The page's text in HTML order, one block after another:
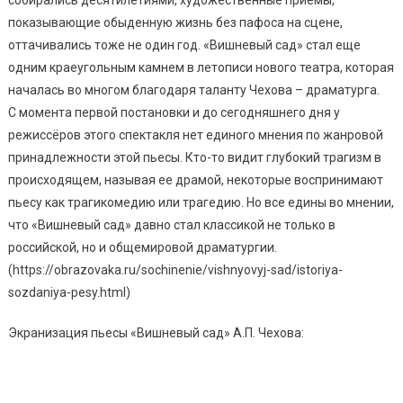
показывающие обыденную жизнь без пафоса на сцене,
оттачивались тоже не один год. «Вишневый сад» стал еще
одним краеугольным камнем в летописи нового театра, которая
началась во многом благодаря таланту Чехова – драматурга.
С момента первой постановки и до сегодняшнего дня у
режиссёров этого спектакля нет единого мнения по жанровой
принадлежности этой пьесы. Кто-то видит глубокий трагизм в
происходящем, называя ее драмой, некоторые воспринимают
пьесу как трагикомедию или трагедию. Но все едины во мнении,
что «Вишневый сад» давно стал классикой не только в
российской, но и общемировой драматургии.
(https://obrazovaka.ru/sochinenie/vishnyovyj-sad/istoriya-
sozdaniya-pesy.html)
Экранизация пьесы «Вишневый сад» А.П. Чехова: